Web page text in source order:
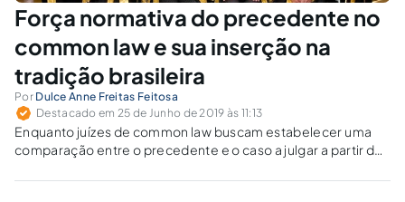
Força normativa do precedente no
common law e sua inserção na
tradição brasileira
Por Dulce Anne Freitas Feitosa
Destacado em 25 de Junho de 2019 às 11:13
Enquanto juízes de common law buscam estabelecer uma
comparação entre o precedente e o caso a julgar a partir dos
precedente como um pronunciamento em forma de regra e